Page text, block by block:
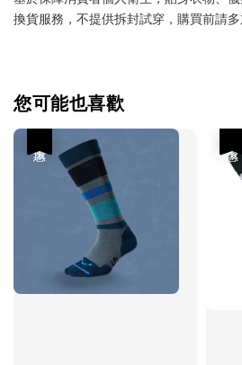
換貨服務，不提供拆封試穿，購買前請多
您可能也喜歡